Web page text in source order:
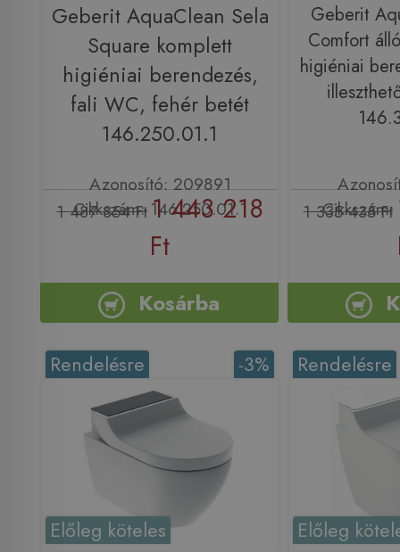
Geberit AquaClean Sela
Square komplett
higiéniai berendezés,
fali WC, fehér betét
146.250.01.1
Azonosító: 209891
Cikkszám: 146.250.01.1
1 487 854 Ft 1 443 218
Ft
Kosárba
Geberit
Comfort
higiéniai
1 335 435 Ft
-3%
Rendelésre
Előleg köteles
Rendelésre
Előleg